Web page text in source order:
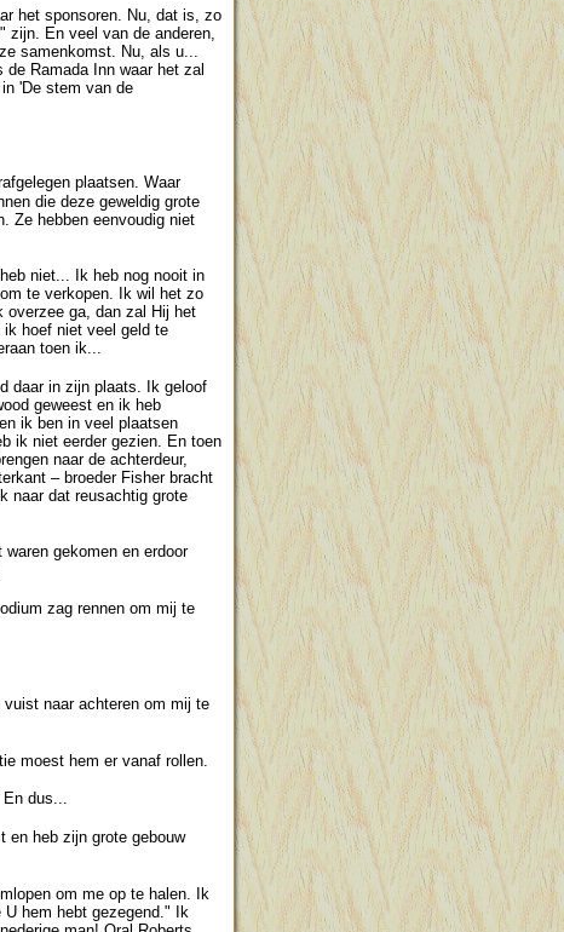
het sponsoren. Nu, dat is, zo
En veel van de anderen,
samenkomst. Nu, als u...
de Ramada Inn waar het zal
'De stem van de
plaatsen. Waar
die deze geweldig grote
Ze hebben eenvoudig niet
niet... Ik heb nog nooit in
te verkopen. Ik wil het zo
overzee ga, dan zal Hij het
hoef niet veel geld te
toen ik...
daar in zijn plaats. Ik geloof
geweest en ik heb
ik ben in veel plaatsen
ik niet eerder gezien. En toen
naar de achterdeur,
– broeder Fisher bracht
naar dat reusachtig grote
gekomen en erdoor
zag rennen om mij te
naar achteren om mij te
moest hem er vanaf rollen.
dus...
en heb zijn grote gebouw
om me op te halen. Ik
hem hebt gezegend." Ik